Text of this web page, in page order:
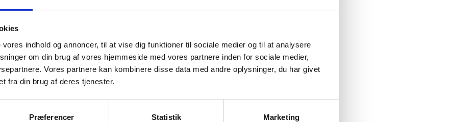
indhold og annoncer, til at vise dig funktioner til sociale medier og til at analysere
om din brug af vores hjemmeside med vores partnere inden for sociale medier,
Vores partnere kan kombinere disse data med andre oplysninger, du har givet
fra din brug af deres tjenester.
Præferencer Statistik Marketing